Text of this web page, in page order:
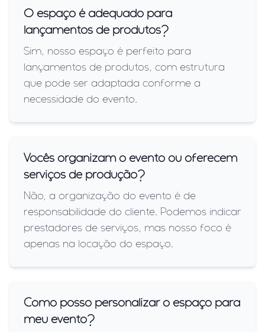
O espaço é adequado para
lançamentos de produtos?
Sim, nosso espaço é perfeito para
lançamentos de produtos, com estrutura
que pode ser adaptada conforme a
necessidade do evento.
Vocês organizam o evento ou oferecem
serviços de produção?
Não, a organização do evento é de
responsabilidade do cliente. Podemos indicar
prestadores de serviços, mas nosso foco é
apenas na locação do espaço.
Como posso personalizar o espaço para
meu evento?